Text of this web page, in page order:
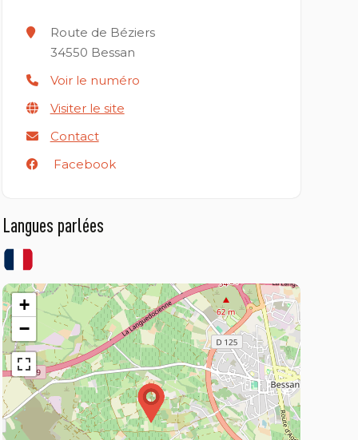
Route de Béziers
34550 Bessan
Voir le numéro
Visiter le site
Contact
Facebook
Langues parlées
+
−